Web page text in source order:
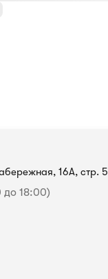
16А, стр. 5
до 18:00)